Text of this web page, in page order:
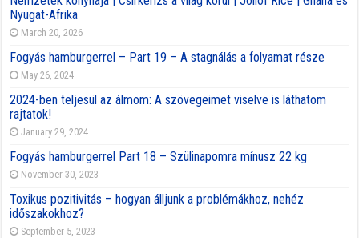
Nyugat-Afrika
March 20, 2026
Fogyás hamburgerrel – Part 19 – A stagnálás a folyamat része
May 26, 2024
2024-ben teljesül az álmom: A szövegeimet viselve is láthatom
rajtatok!
January 29, 2024
Fogyás hamburgerrel Part 18 – Szülinapomra mínusz 22 kg
November 30, 2023
Toxikus pozitivitás – hogyan álljunk a problémákhoz, nehéz
időszakokhoz?
September 5, 2023